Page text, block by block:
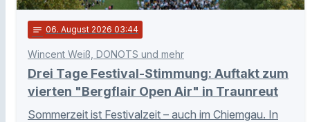
notes 06. August 2026 03:44
Wincent Weiß, DONOTS und mehr
Drei Tage Festival-Stimmung: Auftakt zum
vierten "Bergflair Open Air" in Traunreut
Sommerzeit ist Festivalzeit – auch im Chiemgau. In